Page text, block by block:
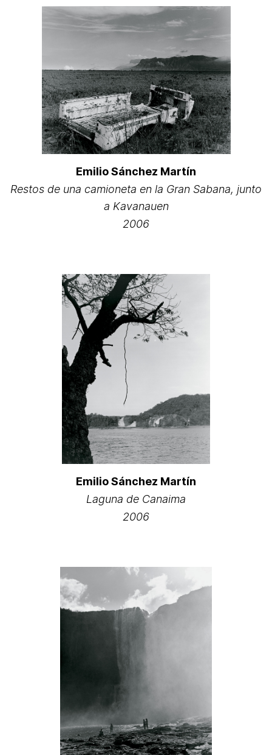
Emilio Sánchez Martín
Restos de una camioneta en la Gran Sabana, junto
a Kavanauen
2006
Emilio Sánchez Martín
Laguna de Canaima
2006